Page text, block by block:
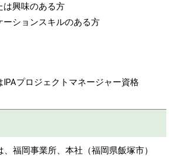
は興味のある方
ーションスキルのある方
IPAプロジェクトマネージャー資格
福岡事業所、本社（福岡県飯塚市）